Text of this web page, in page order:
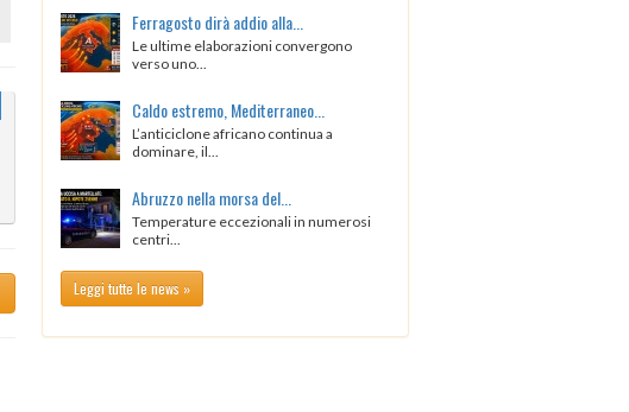
Ferragosto dirà addio alla...
Le ultime elaborazioni convergono
verso uno...
Caldo estremo, Mediterraneo...
L’anticiclone africano continua a
dominare, il...
Abruzzo nella morsa del...
Temperature eccezionali in numerosi
centri...
Leggi tutte le news »